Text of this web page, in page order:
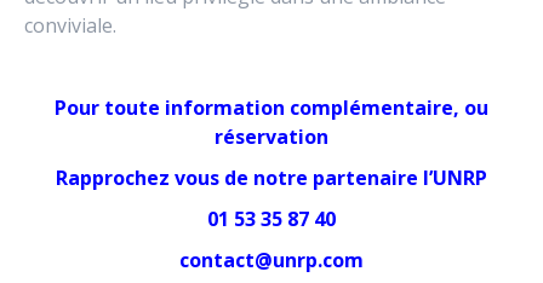
conviviale.
Pour toute information complémentaire, ou
réservation
Rapprochez vous de notre partenaire l’UNRP
01 53 35 87 40
contact@unrp.com